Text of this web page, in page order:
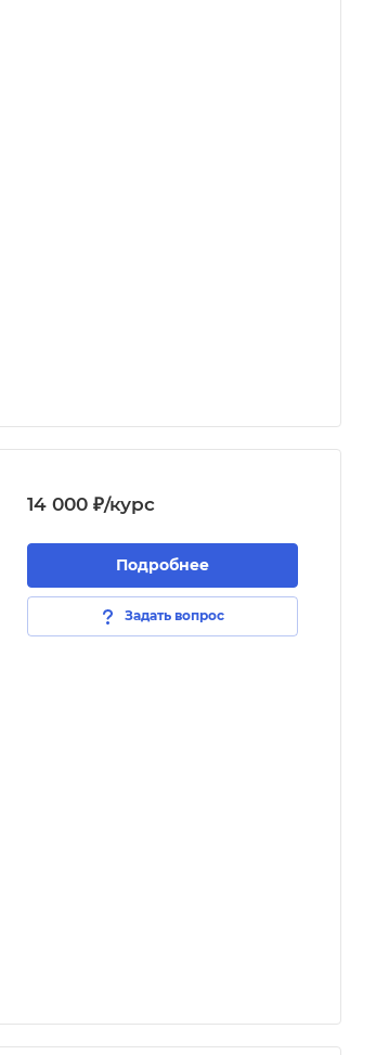
14 000 ₽/курс
Подробнее
Задать вопрос